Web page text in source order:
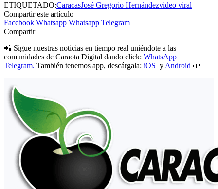
ETIQUETADO:CaracasJosé Gregorio Hernándezvideo viral
Compartir este artículo
Facebook Whatsapp Whatsapp Telegram
Compartir
📲 Sigue nuestras noticias en tiempo real uniéndote a las
comunidades de Caraota Digital dando click: WhatsApp +
Telegram. También tenemos app, descárgala: iOS y Android 🌱